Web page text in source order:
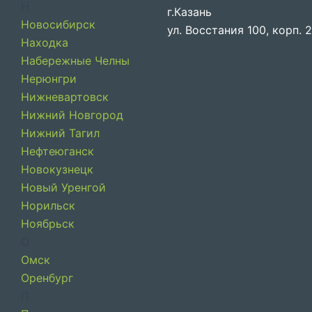
Новосибирск
Находка
Набережные Челны
Нерюнгри
Нижневартовск
Нижний Новгород
Нижний Тагил
Нефтеюганск
Новокузнецк
Новый Уренгой
Норильск
Ноябрьск
Омск
Оренбург
г.Казань
ул. Восстания 100, корп.